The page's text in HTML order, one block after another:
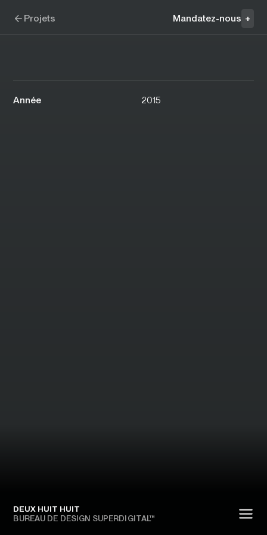
DEUX HUIT HUIT
BUREAU DE DESIGN SUPERDIGITAL™
Projets Mandatez-nous +
Année 2015